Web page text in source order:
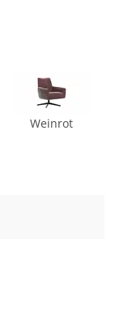
Weinrot